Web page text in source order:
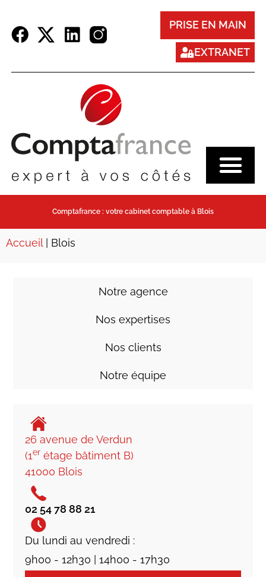
PRISE EN MAIN
EXTRANET
Comptafrance : votre cabinet comptable à Blois
Accueil| Blois
Notre agence
Nos expertises
Nos clients
Notre équipe
26 avenue de Verdun
(1er étage bâtiment B)
41000 Blois
02 54 78 88 21
Du lundi au vendredi :
9h00 - 12h30 | 14h00 - 17h30